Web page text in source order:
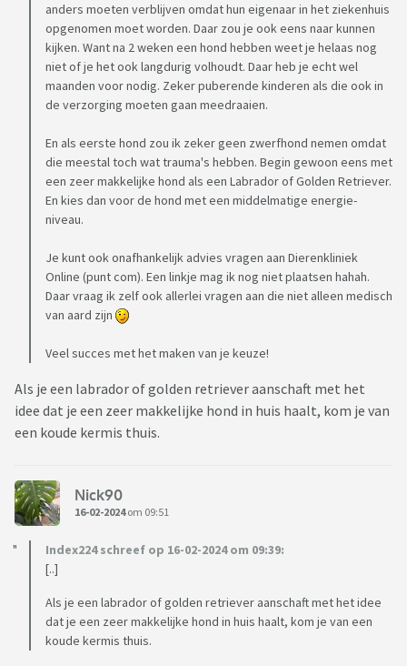
anders moeten verblijven omdat hun eigenaar in het ziekenhuis
opgenomen moet worden. Daar zou je ook eens naar kunnen
kijken. Want na 2 weken een hond hebben weet je helaas nog
niet of je het ook langdurig volhoudt. Daar heb je echt wel
maanden voor nodig. Zeker puberende kinderen als die ook in
de verzorging moeten gaan meedraaien.
En als eerste hond zou ik zeker geen zwerfhond nemen omdat
die meestal toch wat trauma's hebben. Begin gewoon eens met
een zeer makkelijke hond als een Labrador of Golden Retriever.
En kies dan voor de hond met een middelmatige energie-
niveau.
Je kunt ook onafhankelijk advies vragen aan Dierenkliniek
Online (punt com). Een linkje mag ik nog niet plaatsen hahah.
Daar vraag ik zelf ook allerlei vragen aan die niet alleen medisch
van aard zijn
Veel succes met het maken van je keuze!
Als je een labrador of golden retriever aanschaft met het
idee dat je een zeer makkelijke hond in huis haalt, kom je van
een koude kermis thuis.
Nick90
16-02-2024om 09:51
Index224 schreef op 16-02-2024 om 09:39:
[..]
Als je een labrador of golden retriever aanschaft met het idee
dat je een zeer makkelijke hond in huis haalt, kom je van een
koude kermis thuis.